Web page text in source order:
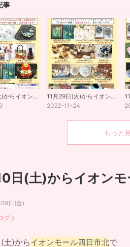
事
12月10日(土)からイオンモール四日市北
11月29日(火)からイオンモール津南
2022-11-24
もっと
日(土)からイオンモ
日(金)
グ
土)からイオンモール四日市北で